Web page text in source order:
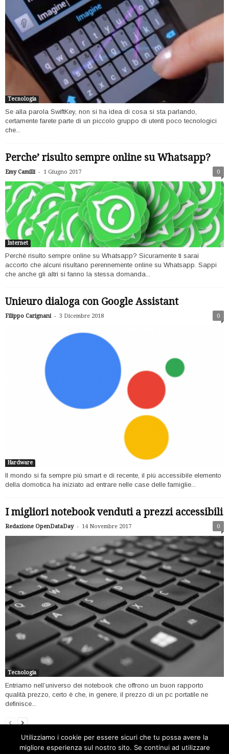
Tecnologia
Se alla parola SwiftKey, non si ha idea di cosa si sta parlando,
certamente farete parte di un piccolo gruppo di utenti poco tecnologici
che...
Perche’ risulto sempre online su Whatsapp?
Emy Camilli - 1 Giugno 2017 0
Internet
Perché risulto sempre online su Whatsapp? Sicuramente ti sarai
accorto che alcuni risultano perennemente online su Whatsapp. Sappi
che anche gli altri si fanno la stessa domanda...
Unieuro dialoga con Google Assistant
Filippo Carignani - 3 Dicembre 2018 0
Hardware
Il mondo si fa sempre più smart e di recente, il più accessibile elemento
della domotica ha iniziato ad entrare nelle case delle famiglie...
I migliori notebook venduti a prezzi accessibili
Redazione OpenDataDay - 14 Novembre 2017 0
Tecnologia
Entriamo nell’universo dei notebook che offrono un buon rapporto
qualità prezzo, certo è che, in genere, il prezzo di un pc portatile ne
definisce...
Home Open data Software Internet Tecnologia
Utilizziamo i cookie per essere sicuri che tu possa avere la
migliore esperienza sul nostro sito. Se continui ad utilizzare